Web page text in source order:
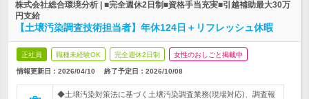
株式会社総合環境分析 | ■完全週休2日制■資格手当充実■引越補助最大30万
円支給
【土壌汚染調査技術担当者】年休124日＋リフレッシュ休暇
正社員 職種未経験OK 完全週休2日制 女性のおしごと掲載中
情報更新日：2026/04/10 終了予定日： 2026/10/08
◆土壌汚染対策法に基づく土壌汚染調査業務(現場対応)、調査報